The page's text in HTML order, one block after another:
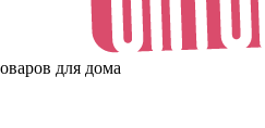
для дома